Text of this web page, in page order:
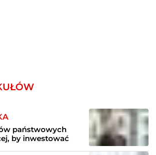
państwowych
by inwestować